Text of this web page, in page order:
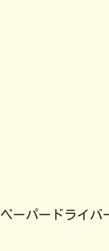
ペーパードライバ